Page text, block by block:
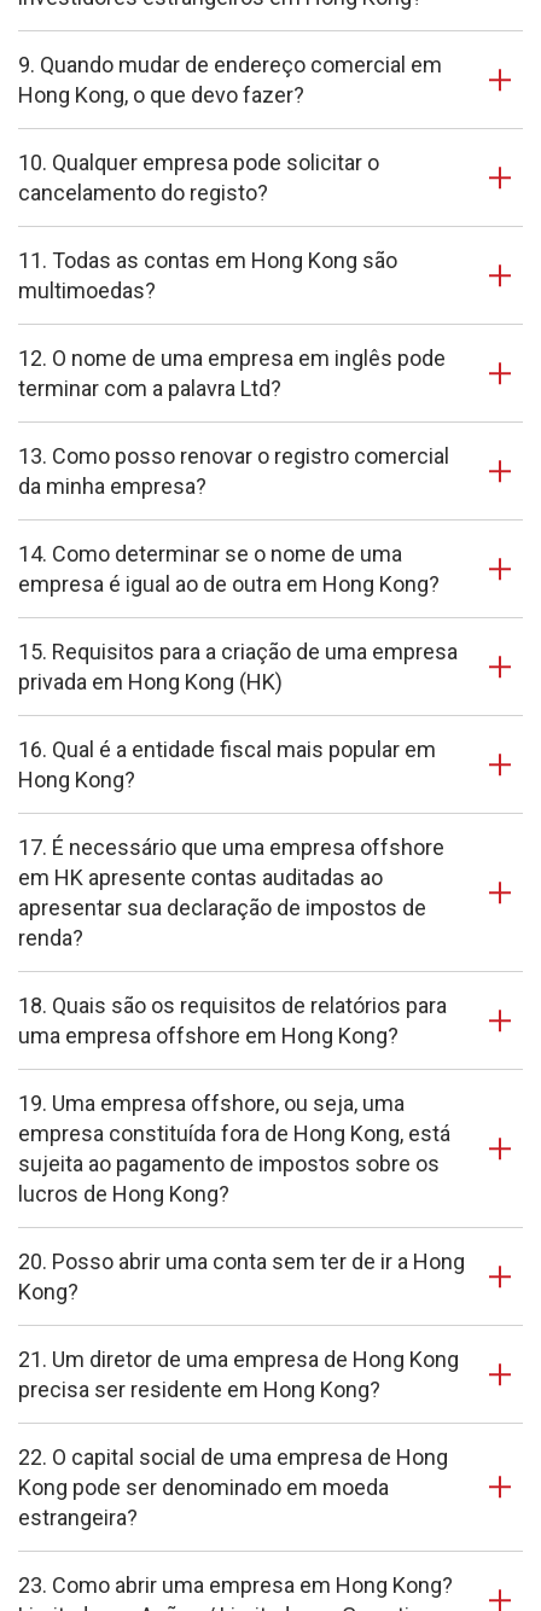
9. Quando mudar de endereço comercial em
Hong Kong, o que devo fazer?
10. Qualquer empresa pode solicitar o
cancelamento do registo?
11. Todas as contas em Hong Kong são
multimoedas?
12. O nome de uma empresa em inglês pode
terminar com a palavra Ltd?
13. Como posso renovar o registro comercial
da minha empresa?
14. Como determinar se o nome de uma
empresa é igual ao de outra em Hong Kong?
15. Requisitos para a criação de uma empresa
privada em Hong Kong (HK)
16. Qual é a entidade fiscal mais popular em
Hong Kong?
17. É necessário que uma empresa offshore
em HK apresente contas auditadas ao
apresentar sua declaração de impostos de
renda?
18. Quais são os requisitos de relatórios para
uma empresa offshore em Hong Kong?
19. Uma empresa offshore, ou seja, uma
empresa constituída fora de Hong Kong, está
sujeita ao pagamento de impostos sobre os
lucros de Hong Kong?
20. Posso abrir uma conta sem ter de ir a Hong
Kong?
21. Um diretor de uma empresa de Hong Kong
precisa ser residente em Hong Kong?
22. O capital social de uma empresa de Hong
Kong pode ser denominado em moeda
estrangeira?
23. Como abrir uma empresa em Hong Kong?